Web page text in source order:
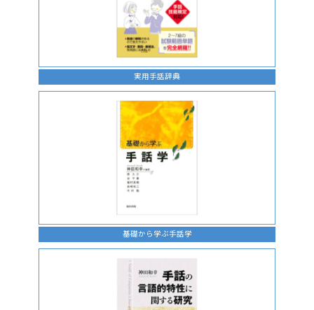
実用手話辞典
基礎から学ぶ手話学